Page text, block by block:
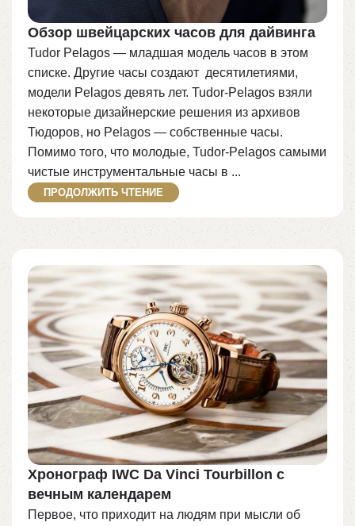
Обзор швейцарских часов для дайвинга
Tudor Pelagos — младшая модель часов в этом
списке. Другие часы создают десятилетиями,
модели Pelagos девять лет. Tudor-Pelagos взяли
некоторые дизайнерские решения из архивов
Тюдоров, но Pelagos — собственные часы.
Помимо того, что молодые, Tudor-Pelagos самыми
чистые инструментальные часы в ...
ПРОДОЛЖИТЬ ЧТЕНИЕ
Хронограф IWC Da Vinci Tourbillon с
вечным календарем
Первое, что приходит на людям при мысли об